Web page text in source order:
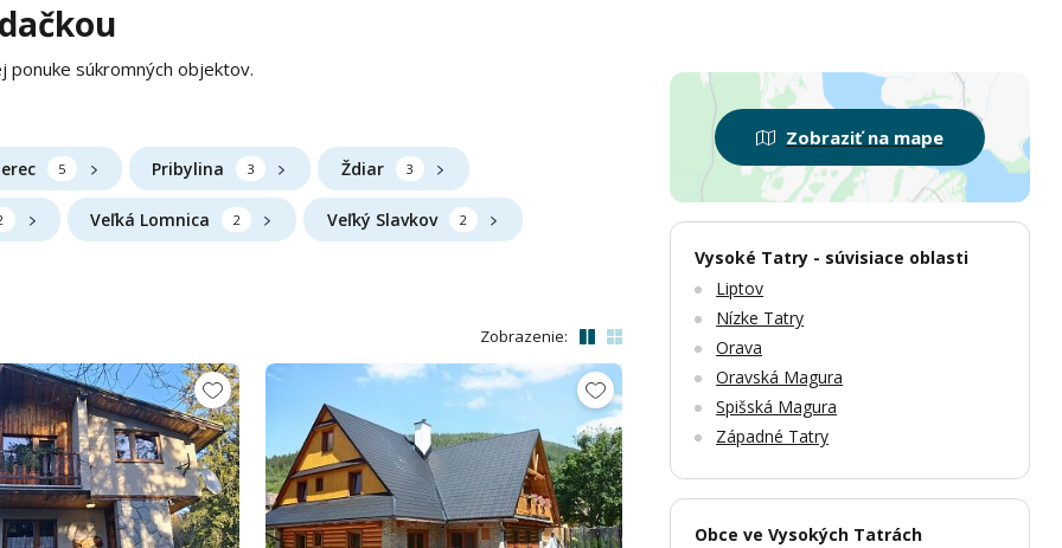
ponuke súkromných objektov.
5 Pribylina 3 Ždiar 3
Veľká Lomnica 2 Veľký Slavkov 2
Zobrazenie:
Zobrazit dalších 19 fotek
Zobraziť na mape
Vysoké Tatry - súvisiace oblasti
Liptov
Nízke Tatry
Orava
Oravská Magura
Spišská Magura
Západné Tatry
Obce ve Vysokých Tatrách